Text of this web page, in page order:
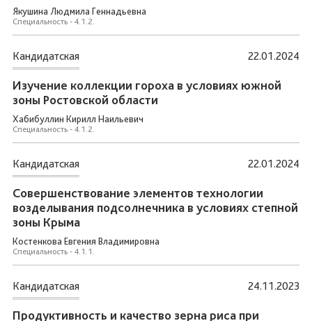
Якушина Людмила Геннадьевна
Специальность - 4.1.2.
Кандидатская
Изучение коллекции гороха в условиях южной
зоны Ростовской области
Хабибуллин Кирилл Наильевич
Специальность - 4.1.2.
22.01.2024
Кандидатская
Совершенствование элементов технологии
возделывания подсолнечника в условиях степной
зоны Крыма
Костенкова Евгения Владимировна
Специальность - 4.1.1.
22.01.2024
Кандидатская
Продуктивность и качество зерна риса при
24.11.2023